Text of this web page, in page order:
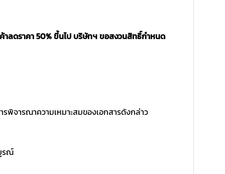
ลดราคา 50% ขึ้นไป บริษัทฯ ขอสงวนสิทธิ์กำหนด
พิจารณาความเหมาะสมของเอกสารดังกล่าว
รณ์